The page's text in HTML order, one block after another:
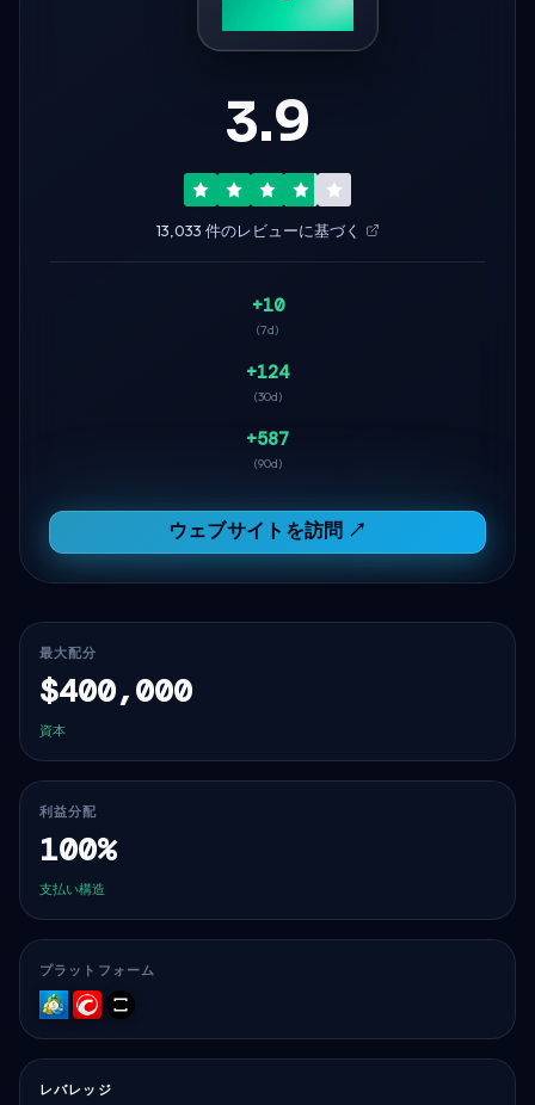
3.9
13,033 件のレビューに基づく
+10
(7d)
+124
(30d)
+587
(90d)
ウェブサイトを訪問 ↗
最大配分
$400,000
資本
利益分配
100%
支払い構造
プラットフォーム
MT5cTraderTradeLocker
レバレッジ